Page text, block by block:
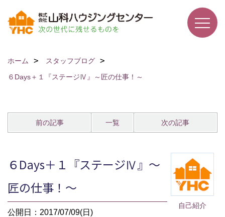
ホーム
スタッフブログ
６Days＋１『ステージⅣ』～匠の仕事！～
前の記事 一覧 次の記事
自己紹介
６Days＋１『ステージⅣ』～
匠の仕事！～
公開日：2017/07/09(日)